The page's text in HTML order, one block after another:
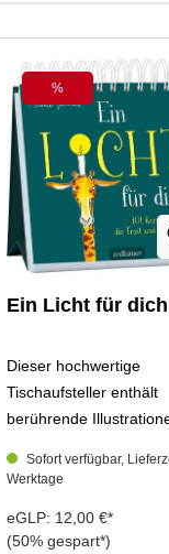
Rabatt
%
Ein Licht für dich
Dieser hochwertige
Tischaufsteller enthält
berührende
erfolgreichen Bilderbuch
zahlreiche neue
von Melanie Garanin.
Sofort verfügbar,
Werktage
eGLP: 12,00 €*
(50% gespart*)